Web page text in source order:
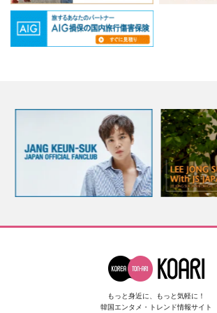
もっと身近に、もっと気軽に！
韓国エンタメ・トレンド情報サイト